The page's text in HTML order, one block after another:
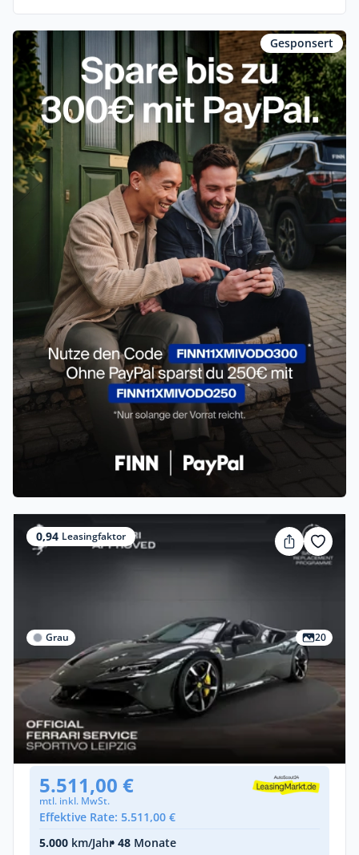
Gesponsert
0,94 Leasingfaktor
Grau 20
Gewerbe
Ferrari SF90 Spider *Sonderfinanzierung*
Benzin •Automatik •999 PS (735 kW)
Gebraucht(5.604 km)
5.511,00 €
mtl. inkl. MwSt.
Effektive Rate: 5.511,00 €
5.000 km/Jahr• 48 Monate